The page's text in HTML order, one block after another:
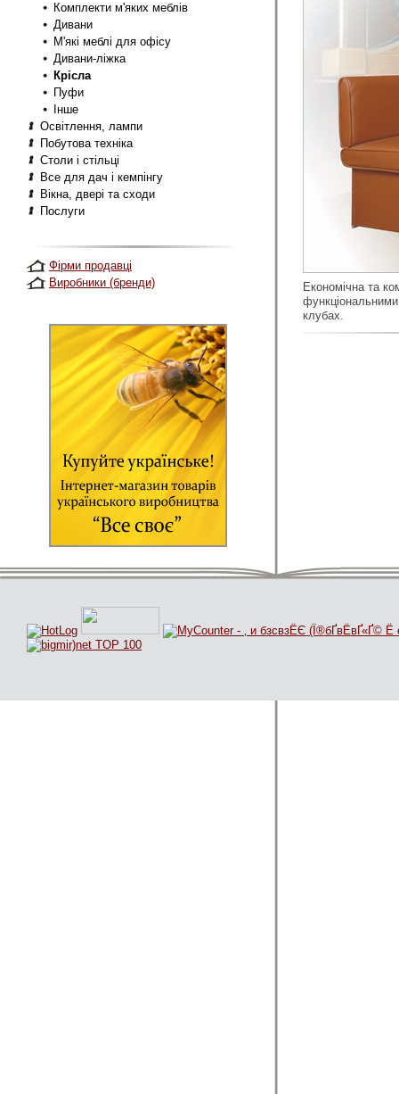
Комплекти м'яких меблів
Дивани
М'які меблі для офісу
Дивани-ліжка
Крісла
Пуфи
Інше
Освітлення, лампи
Побутова техніка
Столи і стільці
Все для дач і кемпінгу
Вікна, двері та сходи
Послуги
Фірми продавці
Виробники (бренди)
Економічна та
клубах.